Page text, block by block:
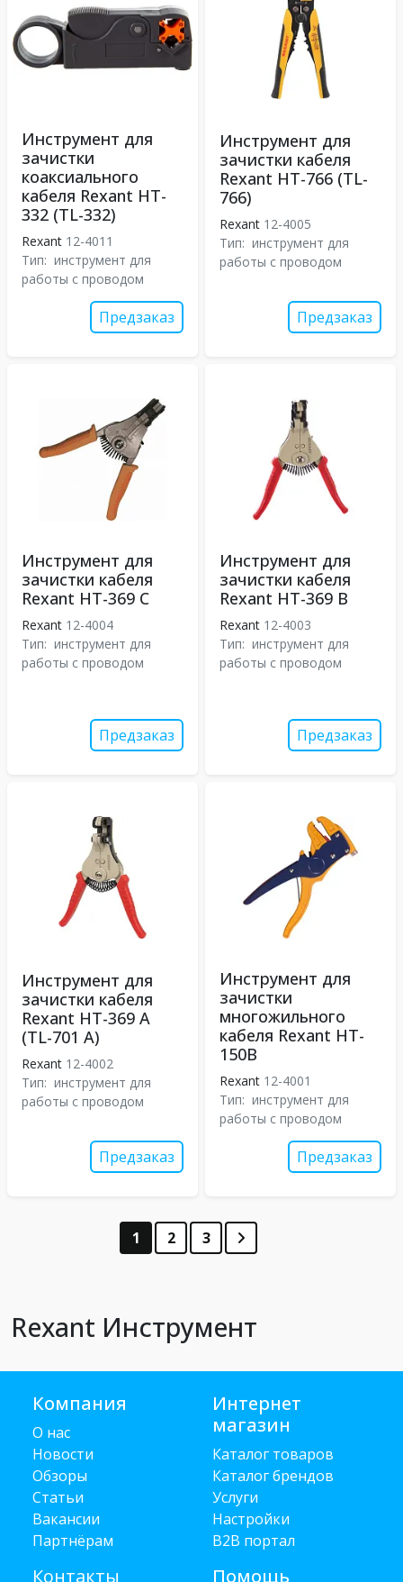
Инструмент для
зачистки
коаксиального
кабеля Rexant HT-
332 (TL-332)
Rexant 12-4011
Тип: инструмент для
работы с проводом
Предзаказ
Инструмент для
зачистки кабеля
Rexant HT-766 (TL-
766)
Rexant 12-4005
Тип: инструмент для
работы с проводом
Предзаказ
Инструмент для
зачистки кабеля
Rexant HT-369 С
Rexant 12-4004
Тип: инструмент для
работы с проводом
Предзаказ
Инструмент для
зачистки кабеля
Rexant HT-369 B
Rexant 12-4003
Тип: инструмент для
работы с проводом
Предзаказ
Инструмент для
зачистки кабеля
Rexant HT-369 А
(TL-701 A)
Rexant 12-4002
Тип: инструмент для
работы с проводом
Предзаказ
Инструмент для
зачистки
многожильного
кабеля Rexant HT-
150B
Rexant 12-4001
Тип: инструмент для
работы с проводом
Предзаказ
1 2 3
Rexant Инструмент
Компания
О нас
Новости
Обзоры
Статьи
Вакансии
Партнёрам
Контакты
Интернет
магазин
Каталог товаров
Каталог брендов
Услуги
Настройки
B2B портал
Помощь